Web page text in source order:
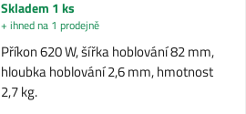
Skladem 1 ks
+ ihned na 1 prodejně
Příkon 620 W, šířka hoblování 82 mm,
hloubka hoblování 2,6 mm, hmotnost
2,7 kg.